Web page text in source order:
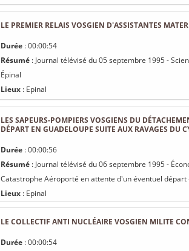
LE PREMIER RELAIS VOSGIEN D'ASSISTANTES
Durée : 00:00:54
Résumé : Journal télévisé du 05 septembre 1995 -
Épinal
Lieux : Epinal
LES SAPEURS-POMPIERS VOSGIENS DU
DÉPART EN GUADELOUPE SUITE AUX RAVAGES DU
Durée : 00:00:56
Résumé : Journal télévisé du 06 septembre 1995 -
Catastrophe Aéroporté en attente d'un éventuel départ
Lieux : Epinal
LE COLLECTIF ANTI NUCLÉAIRE VOSGIEN MILITE
Durée : 00:00:54